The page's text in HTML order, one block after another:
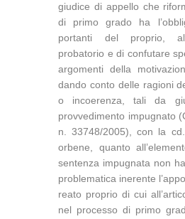
giudice di appello che
di primo grado ha
portanti del proprio,
probatorio e di confutare
argomenti della
dando conto delle ragioni
o incoerenza, tali da
provvedimento impugnato
n. 33748/2005), con la cd.
orbene, quanto
sentenza impugnata non
problematica inerente
reato proprio di cui
nel processo di primo